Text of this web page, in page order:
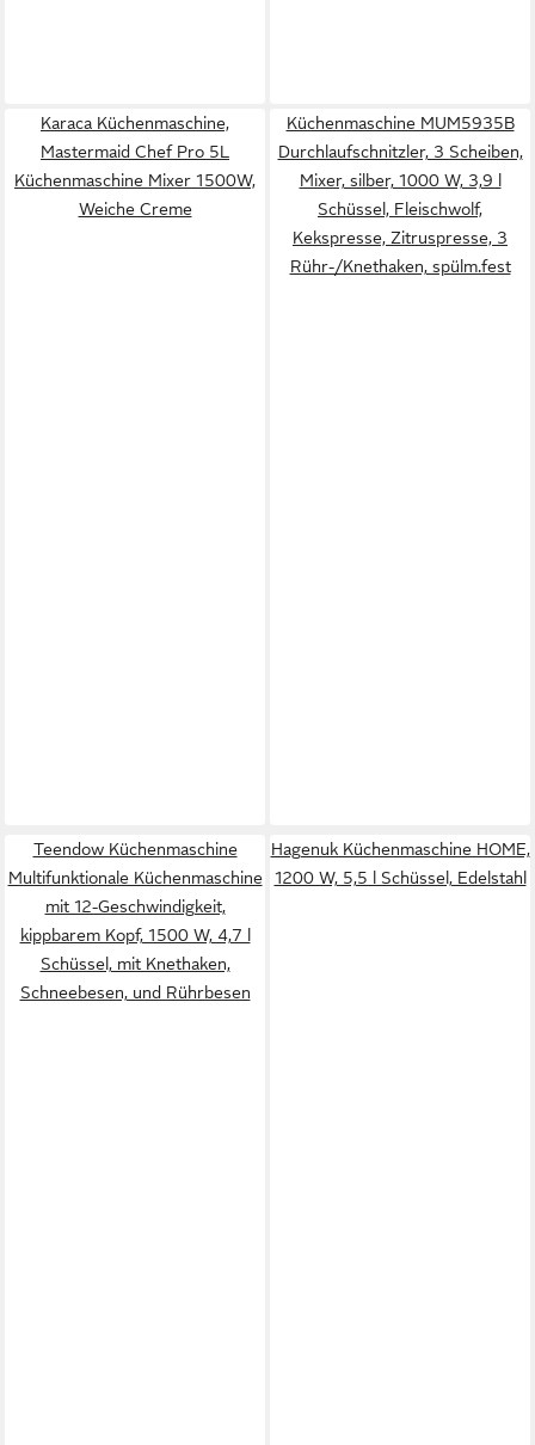
Karaca Küchenmaschine,
Mastermaid Chef Pro 5L
Küchenmaschine Mixer 1500W,
Weiche Creme
Küchenmaschine MUM5935B
Durchlaufschnitzler, 3 Scheiben,
Mixer, silber, 1000 W, 3,9 l
Schüssel, Fleischwolf,
Kekspresse, Zitruspresse, 3
Rühr-/Knethaken, spülm.fest
Teendow Küchenmaschine
Multifunktionale Küchenmaschine
mit 12-Geschwindigkeit,
kippbarem Kopf, 1500 W, 4,7 l
Schüssel, mit Knethaken,
Schneebesen, und Rührbesen
Hagenuk Küchenmaschine HOME,
1200 W, 5,5 l Schüssel, Edelstahl